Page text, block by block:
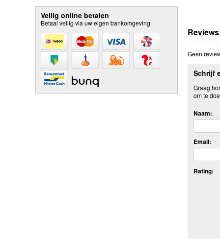
Veilig online betalen
Betaal veilig via uw eigen bankomgeving
Reviews
Geen
Schrijf
Graag
om te
Naam:
Email:
Rating: